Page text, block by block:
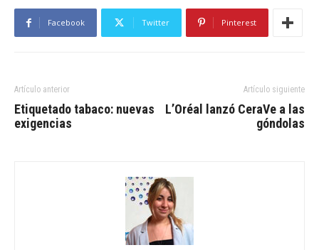
Facebook Twitter Pinterest
Artículo anterior
Etiquetado tabaco: nuevas
exigencias
Artículo siguiente
L’Oréal lanzó CeraVe a las
góndolas